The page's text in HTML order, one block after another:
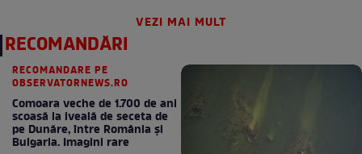
VEZI MAI MULT
RECOMANDĂRI
RECOMANDARE PE
OBSERVATORNEWS.RO
Comoara veche de 1.700 de ani
scoasă la iveală de seceta de
pe Dunăre, între România şi
Bulgaria. Imagini rare